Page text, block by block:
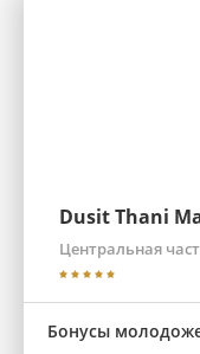
Dusit Thani
Центральная
Бонусы